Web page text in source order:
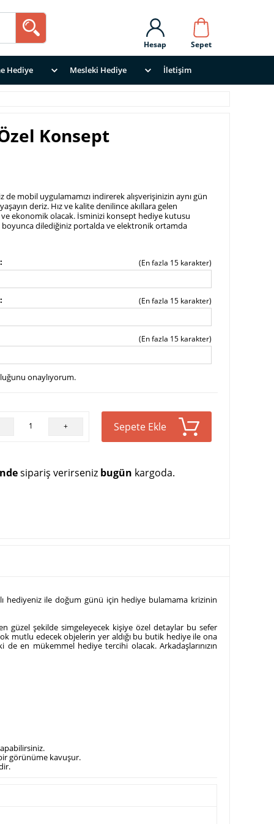
Sepet
Hesap
Hediye Mesleki Hediye İletişim
Konsept
de mobil uygulamamızı indirerek alışverişinizin aynı gün
deriz. Hız ve kalite denilince akıllara gelen
ekonomik olacak. İsminizi konsept hediye kutusu
boyunca dilediğiniz portalda ve elektronik ortamda
(En fazla 15 karakter)
(En fazla 15 karakter)
(En fazla 15 karakter)
onaylıyorum.
+ Sepete Ekle
sipariş verirseniz bugün kargoda.
hediyeniz ile doğum günü için hediye bulamama krizinin
güzel şekilde simgeleyecek kişiye özel detaylar bu sefer
mutlu edecek objelerin yer aldığı bu butik hediye ile ona
de en mükemmel hediye tercihi olacak. Arkadaşlarınızın
görünüme kavuşur.